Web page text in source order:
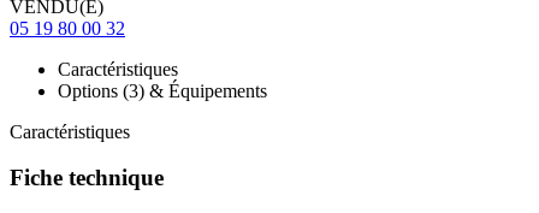
VENDU(E)
05 19 80 00 32
Caractéristiques
Options (3) & Équipements
Caractéristiques
Fiche technique